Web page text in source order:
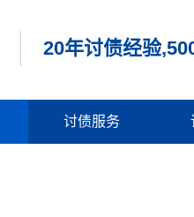
20年讨债经验
讨债服务